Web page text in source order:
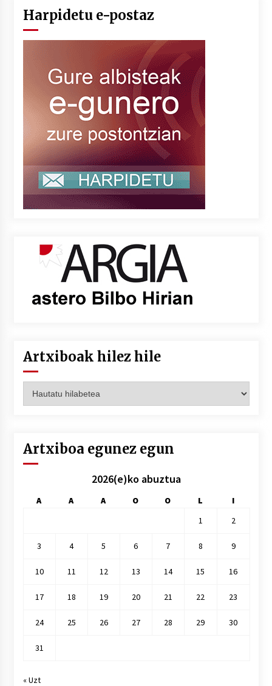
Harpidetu e-postaz
Artxiboak hilez hile
hilez
Artxiboa egunez egun
2026(e)ko abuztua
A A A O O L
I
1
2
3 4 5 6 7 8 9
10 11 12 13 14 15 16
17 18 19 20 21 22 23
24 25 26 27 28 29 30
31
« Uzt